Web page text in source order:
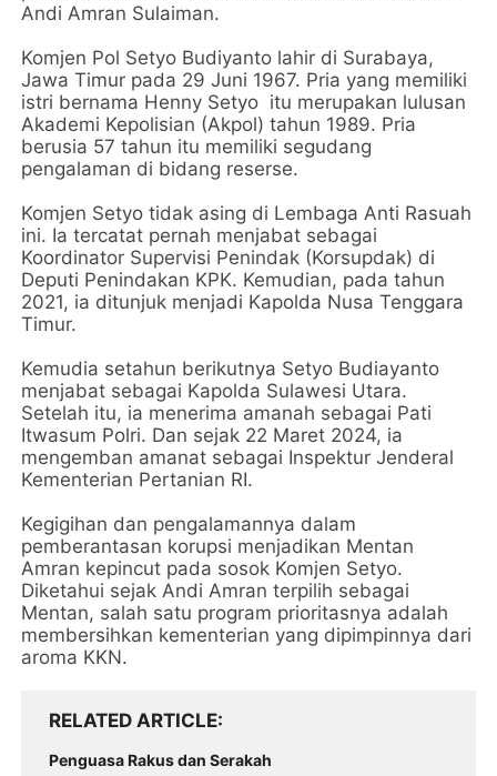
Andi Amran Sulaiman.
Komjen Pol Setyo Budiyanto lahir di Surabaya,
Jawa Timur pada 29 Juni 1967. Pria yang memiliki
istri bernama Henny Setyo itu merupakan lulusan
Akademi Kepolisian (Akpol) tahun 1989. Pria
berusia 57 tahun itu memiliki segudang
pengalaman di bidang reserse.
Komjen Setyo tidak asing di Lembaga Anti Rasuah
ini. Ia tercatat pernah menjabat sebagai
Koordinator Supervisi Penindak (Korsupdak) di
Deputi Penindakan KPK. Kemudian, pada tahun
2021, ia ditunjuk menjadi Kapolda Nusa Tenggara
Timur.
Kemudia setahun berikutnya Setyo Budiayanto
menjabat sebagai Kapolda Sulawesi Utara.
Setelah itu, ia menerima amanah sebagai Pati
Itwasum Polri. Dan sejak 22 Maret 2024, ia
mengemban amanat sebagai Inspektur Jenderal
Kementerian Pertanian RI.
Kegigihan dan pengalamannya dalam
pemberantasan korupsi menjadikan Mentan
Amran kepincut pada sosok Komjen Setyo.
Diketahui sejak Andi Amran terpilih sebagai
Mentan, salah satu program prioritasnya adalah
membersihkan kementerian yang dipimpinnya dari
aroma KKN.
RELATED ARTICLE
Penguasa Rakus dan Serakah